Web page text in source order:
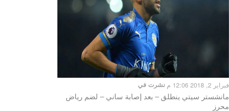
نشرت في فبراير 2, 2018 12:06 م
مانشستر سيتي ينطلق – بعد إصابة ساني – لضم رياض
محرز